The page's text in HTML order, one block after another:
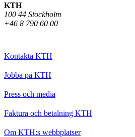
KTH
100 44 Stockholm
+46 8 790 60 00
Kontakta KTH
Jobba på KTH
Press och media
Faktura och betalning KTH
Om KTH:s webbplatser